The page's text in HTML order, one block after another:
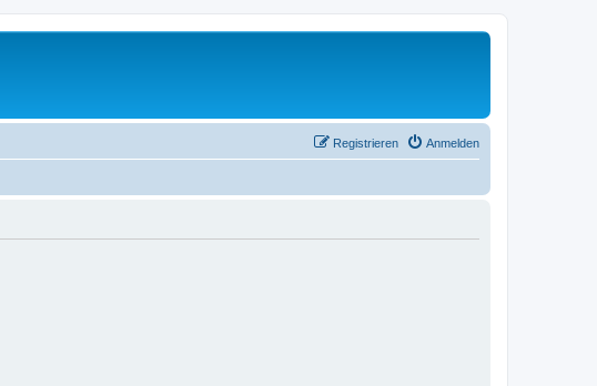
Anmelden
Registrieren